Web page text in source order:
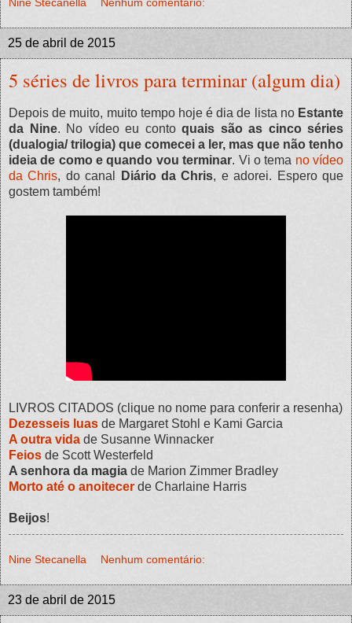
25 de abril de 2015
5 séries de livros para terminar (algum dia)
Depois de muito, muito tempo hoje é dia de lista no Estante
da Nine. No vídeo eu conto quais são as cinco séries
(dualogia/ trilogia) que comecei a ler, mas que não tenho
ideia de como e quando vou terminar. Vi o tema no vídeo
da Chris, do canal Diário da Chris, e adorei. Espero que
gostem também!
LIVROS CITADOS (clique no nome para conferir a resenha)
Dezesseis luas de Margaret Stohl e Kami Garcia
A outra vida de Susanne Winnacker
Feios de Scott Westerfeld
A senhora da magia de Marion Zimmer Bradley
Morto até o anoitecer de Charlaine Harris
Beijos!
Nine Stecanella Nenhum comentário:
23 de abril de 2015